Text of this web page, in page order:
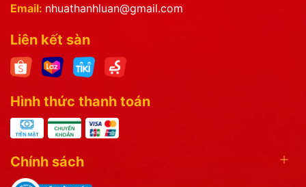
Email: nhuathanhluan@gmail.com
Liên kết sàn
Hình thức thanh toán
Chính sách